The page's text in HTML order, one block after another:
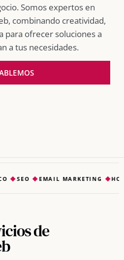
Somos expertos en
combinando creatividad,
para ofrecer soluciones a
a tus necesidades.
◆SEO◆EMAIL MARKETING◆
de